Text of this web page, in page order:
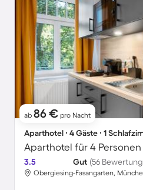
ab 86 € pro Nacht
Aparthotel ∙ 4 Gäste ∙ 1
Aparthotel für 4 Personen
3.5 Gut (56
Obergiesing-Fasangarten,